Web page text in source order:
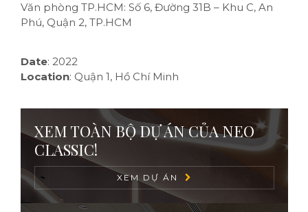
Văn phòng TP.HCM: Số 6, Đường 31B – Khu C, An
Phú, Quận 2, TP.HCM
Date: 2022
Location: Quận 1, Hồ Chí Minh
XEM TOÀN BỘ DỰ ÁN CỦA NEO
CLASSIC!
XEM DỰ ÁN